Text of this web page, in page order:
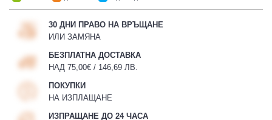
30 ДНИ ПРАВО НА ВРЪЩАНЕ
ИЛИ ЗАМЯНА
БЕЗПЛАТНА ДОСТАВКА
НАД 75,00€ / 146,69 ЛВ.
ПОКУПКИ
НА ИЗПЛАЩАНЕ
ИЗПРАЩАНЕ ДО 24 ЧАСА